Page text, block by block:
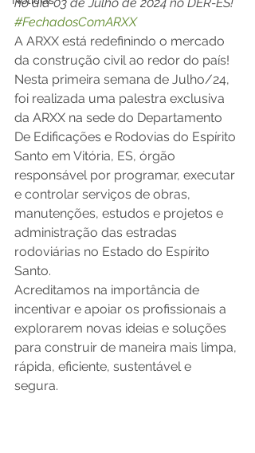
#FechadosComARXX
A ARXX está redefinindo o mercado
da construção civil ao redor do país!
Nesta primeira semana de Julho/24,
foi realizada uma palestra exclusiva
da ARXX na sede do Departamento
De Edificações e Rodovias do Espírito
Santo em Vitória, ES, órgão
responsável por programar, executar
e controlar serviços de obras,
manutenções, estudos e projetos e
administração das estradas
rodoviárias no Estado do Espírito
Santo.
Acreditamos na importância de
incentivar e apoiar os profissionais a
explorarem novas ideias e soluções
para construir de maneira mais limpa,
rápida, eficiente, sustentável e
segura.